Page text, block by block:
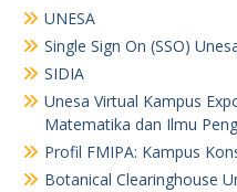
UNESA
Single Sign On (SSO)
SIDIA
Unesa Virtual Kampus
Matematika dan Ilmu
Profil FMIPA: Kampus
Botanical Clearinghouse